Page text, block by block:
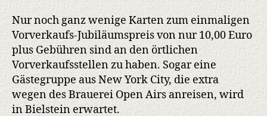
Nur noch ganz wenige Karten zum einmaligen
Vorverkaufs-Jubiläumspreis von nur 10,00 Euro
plus Gebühren sind an den örtlichen
Vorverkaufsstellen zu haben. Sogar eine
Gästegruppe aus New York City, die extra
wegen des Brauerei Open Airs anreisen, wird
in Bielstein erwartet.